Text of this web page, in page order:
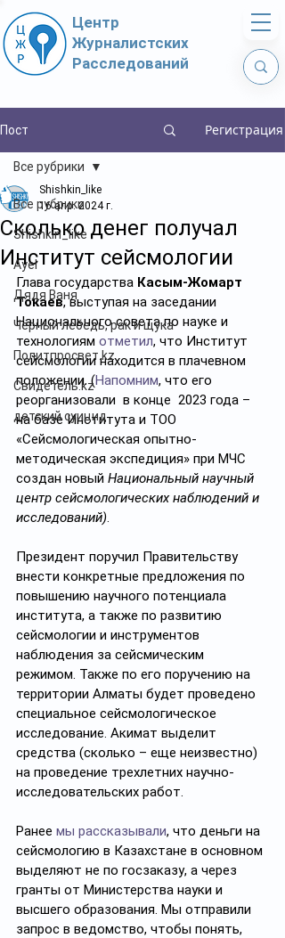
Центр
Журналистских
Расследований
Пост Регистрация
Все рубрики
Shishkin_like
Ayel
Дядя Ваня
Чёрный лебедь, рак и щука
Политпросвет.kz
Свидетель.kz
детский суицид
Все рубрики
Сколько денег получал
Институт сейсмологии
Shishkin_like
16 апр. 2024 г.
Глава государства Касым-Жомарт
Токаев, выступая на заседании
Национального совета по науке и
технологиям отметил, что Институт
сейсмологии находится в плачевном
положении. (Напомним, что его
реорганизовали  в конце  2023 года –
на базе Института и ТОО
«Сейсмологическая опытно-
методическая экспедиция» при МЧС
создан новый Национальный научный
центр сейсмологических наблюдений и
исследований).
Президент поручил Правительству
внести конкретные предложения по
повышению научного потенциала
института, а также по развитию
сейсмологии и инструментов
наблюдения за сейсмическим
режимом. Также по его поручению на
территории Алматы будет проведено
специальное сейсмологическое
исследование. Акимат выделит
средства (сколько – еще неизвестно)
на проведение трехлетних научно-
исследовательских работ.
Ранее мы рассказывали, что деньги на
сейсмологию в Казахстане в основном
выделяют не по госзаказу, а через
гранты от Министерства науки и
высшего образования. Мы отправили
запрос в ведомство, чтобы понять,